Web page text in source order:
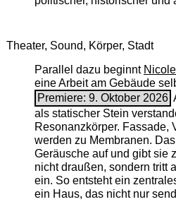
Theater, Sound, Körper, Stadt
Parallel dazu beginnt
eine Arbeit am Gebäude
Premiere: 9. Oktober 2026
als statischer Stein
Resonanzkörper. Fassade,
werden zu Membranen.
Geräusche auf und gibt sie
nicht draußen, sondern tritt
ein. So entsteht ein
ein Haus, das nicht nur